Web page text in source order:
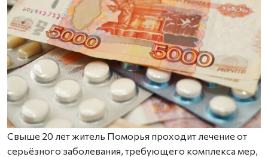
Свыше 20 лет житель Поморья проходит лечение от
серьёзного заболевания, требующего комплекса мер,